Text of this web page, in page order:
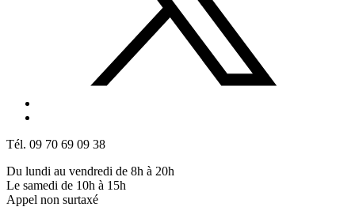
Tél. 09 70 69 09 38
Du lundi au vendredi de 8h à 20h
Le samedi de 10h à 15h
Appel non surtaxé